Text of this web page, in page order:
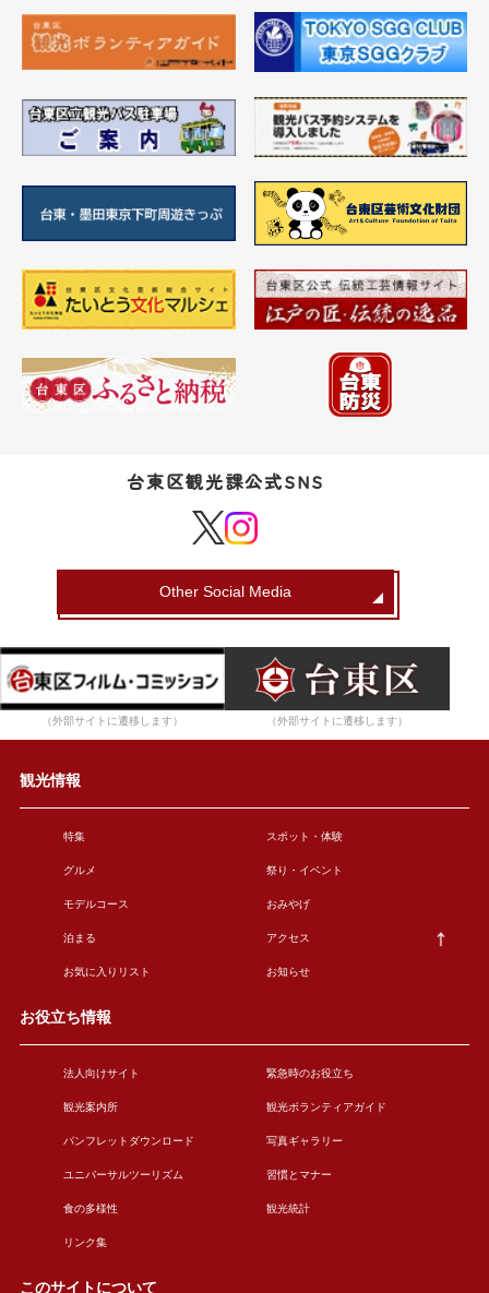
台東区観光課公式SNS
Other Social Media
（外部サイトに遷移します） （外部サイトに遷移します）
観光情報
特集 スポット・体験
グルメ 祭り・イベント
モデルコース おみやげ
泊まる アクセス
お気に入りリスト お知らせ
お役立ち情報
法人向けサイト 緊急時のお役立ち
観光案内所 観光ボランティアガイド
パンフレットダウンロード 写真ギャラリー
ユニバーサルツーリズム 習慣とマナー
食の多様性 観光統計
リンク集
このサイトについて